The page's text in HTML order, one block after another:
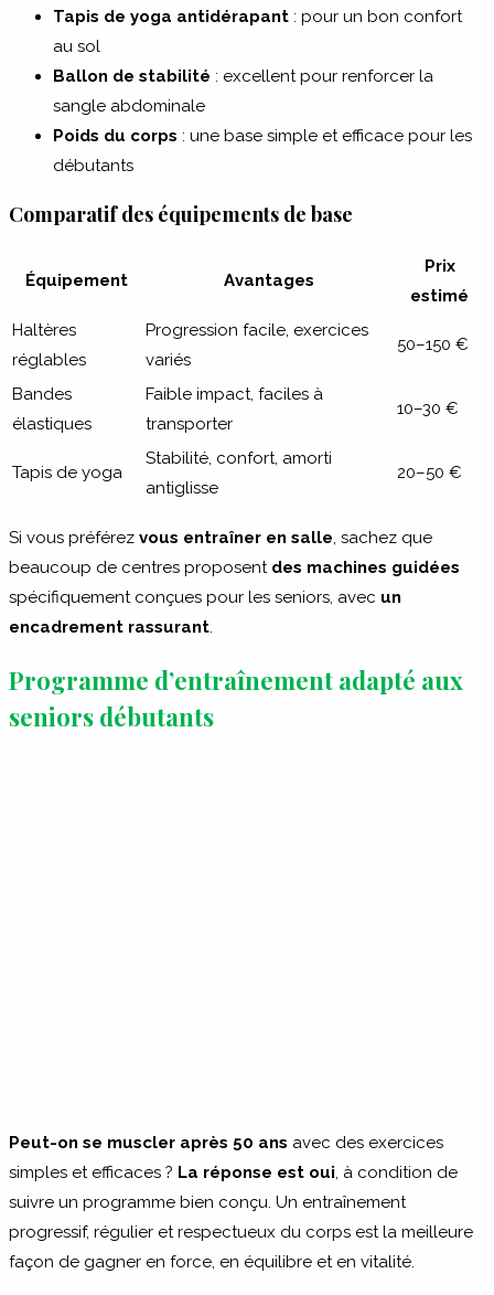
Tapis de yoga antidérapant : pour un bon confort
au sol
Ballon de stabilité : excellent pour renforcer la
sangle abdominale
Poids du corps : une base simple et efficace pour les
débutants
Comparatif des équipements de base
Équipement Avantages
Prix
estimé
Haltères
réglables
Progression facile, exercices
variés
50–150 €
Bandes
élastiques
Faible impact, faciles à
transporter
10–30 €
Tapis de yoga
Stabilité, confort, amorti
antiglisse
20–50 €
Si vous préférez vous entraîner en salle, sachez que
beaucoup de centres proposent des machines guidées
spécifiquement conçues pour les seniors, avec un
encadrement rassurant.
Programme d’entraînement adapté aux
seniors débutants
Peut-on se muscler après 50 ans avec des exercices
simples et efficaces ? La réponse est oui, à condition de
suivre un programme bien conçu. Un entraînement
progressif, régulier et respectueux du corps est la meilleure
façon de gagner en force, en équilibre et en vitalité.